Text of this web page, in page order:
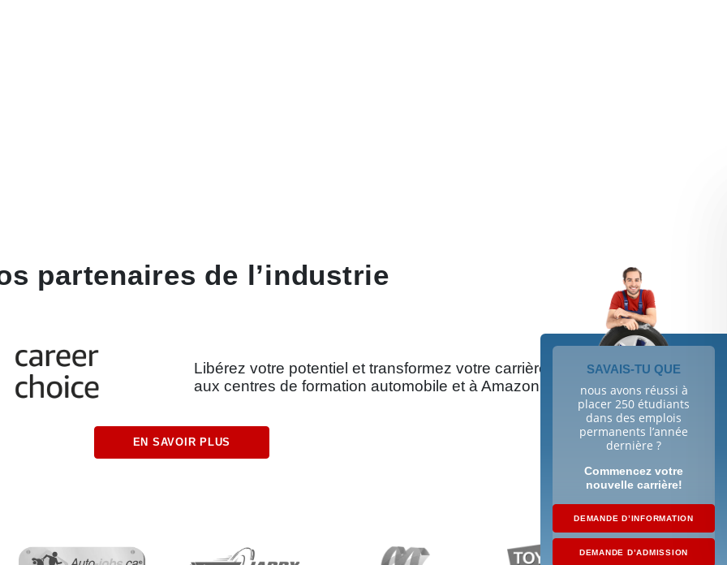
partenaires de l’industrie
Libérez votre potentiel et transformez votre carrière grâce
aux centres de formation automobile et à Amazon.
EN SAVOIR PLUS
SAVAIS-TU QUE
nous avons réussi à
placer 250 étudiants
dans des emplois
permanents l’année
dernière ?
Commencez votre
nouvelle carrière!
DEMANDE D’INFORMATION
DEMANDE D’ADMISSION